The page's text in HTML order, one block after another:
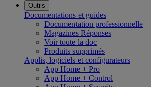
Outils
Documentations et guides
Documentation professionnelle
Magazines Réponses
Voir toute la doc
Produits supprimés
Applis, logiciels et configurateurs
App Home + Pro
App Home + Control